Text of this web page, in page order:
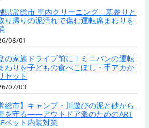
県常総市 車内クリーニング｜墓参りと
り帰りの泥汚れで傷む運転席まわりを
08/01
の家族ドライブ前に｜ミニバンの運転
わりを子どもの食べこぼし・手アカか
セット
07/03
総市】キャンプ・川遊びの泥と砂から
を守る——アウトドア派のためのART
ペット内装対策